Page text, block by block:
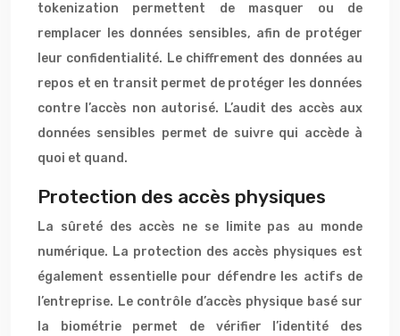
tokenization permettent de masquer ou de
remplacer les données sensibles, afin de protéger
leur confidentialité. Le chiffrement des données au
repos et en transit permet de protéger les données
contre l’accès non autorisé. L’audit des accès aux
données sensibles permet de suivre qui accède à
quoi et quand.
Protection des accès physiques
La sûreté des accès ne se limite pas au monde
numérique. La protection des accès physiques est
également essentielle pour défendre les actifs de
l’entreprise. Le contrôle d’accès physique basé sur
la biométrie permet de vérifier l’identité des